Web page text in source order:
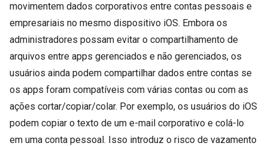
movimentem dados corporativos entre contas pessoais e
empresariais no mesmo dispositivo iOS. Embora os
administradores possam evitar o compartilhamento de
arquivos entre apps gerenciados e não gerenciados, os
usuários ainda podem compartilhar dados entre contas se
os apps foram compatíveis com várias contas ou com as
ações cortar/copiar/colar. Por exemplo, os usuários do iOS
podem copiar o texto de um e-mail corporativo e colá-lo
em uma conta pessoal. Isso introduz o risco de vazamento